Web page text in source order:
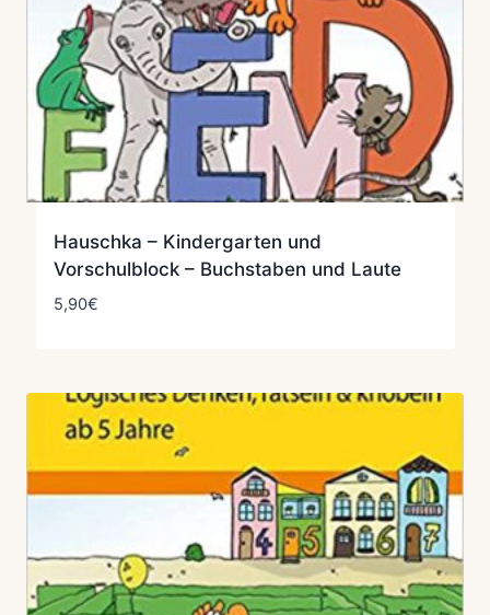
Hauschka – Kindergarten und
Vorschulblock – Buchstaben und Laute
5,90€